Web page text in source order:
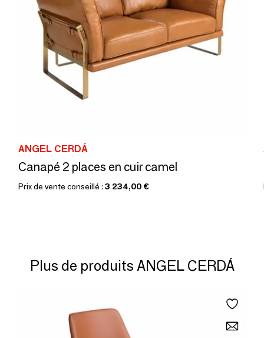
ANGEL CERDÁ
Canapé 2 places en cuir camel
Prix de vente conseillé : 3 234,00 €
Plus de produits ANGEL CERDÁ